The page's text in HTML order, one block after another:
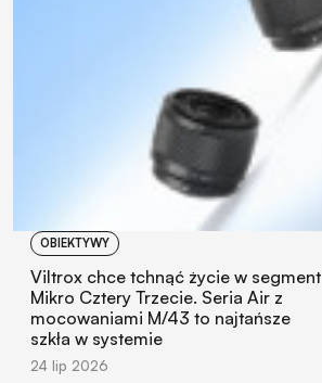
OBIEKTYWY
Viltrox chce tchnąć życie w segment
Mikro Cztery Trzecie. Seria Air z
mocowaniami M/43 to najtańsze
szkła w systemie
24 lip 2026